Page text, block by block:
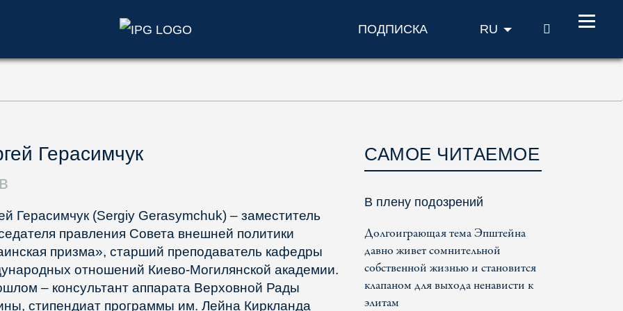
ПОДПИСКА RU ПОИСК
Герасимчук
Герасимчук (Sergiy Gerasymchuk) – заместитель
правления Совета внешней политики
призма», старший преподаватель кафедры
отношений Киево-Могилянской академии.
– консультант аппарата Верховной Рады
стипендиат программы им. Лейна Киркланда
САМОЕ ЧИТАЕМОЕ
В плену подозрений
Долгоиграющая тема Эпштейна
давно живет сомнительной
собственной жизнью и становится
клапаном для выхода ненависти к
элитам